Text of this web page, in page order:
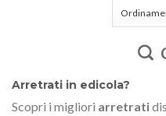
Arretrati in edicola?
Scopri i migliori arretrati